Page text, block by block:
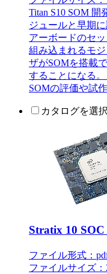
Titan S10 SOM 開
ジュールと早期
アーボードのセ
組み込まれるモ
ザがSOMを搭載
することになる
SOMの評価や試
カタログを選択
Stratix 10
ファイル形式：
ファイルサイズ：